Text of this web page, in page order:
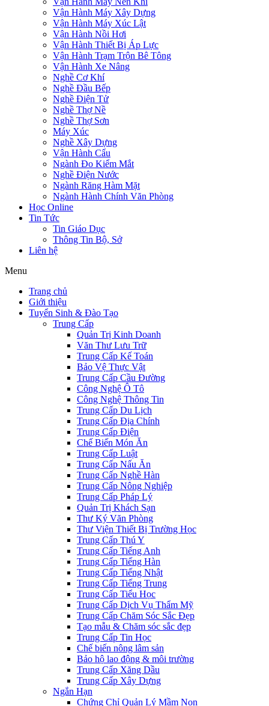
Vận Hành Máy Xây Dựng
Vận Hành Máy Xúc Lật
Vận Hành Nồi Hơi
Vận Hành Thiết Bị Áp Lực
Vận Hành Trạm Trộn Bê Tông
Vận Hành Xe Nâng
Nghề Cơ Khí
Nghề Đầu Bếp
Nghề Điện Tử
Nghề Thợ Nề
Nghề Thợ Sơn
Máy Xúc
Nghề Xây Dựng
Vận Hành Cẩu
Ngành Đo Kiểm Mắt
Nghề Điện Nước
Ngành Răng Hàm Mặt
Ngành Hành Chính Văn Phòng
Học Online
Tin Tức
Tin Giáo Dục
Thông Tin Bộ, Sở
Liên hệ
Menu
Trang chủ
Giới thiệu
Tuyển Sinh & Đào Tạo
Trung Cấp
Quản Trị Kinh Doanh
Văn Thư Lưu Trữ
Trung Cấp Kế Toán
Bảo Vệ Thực Vật
Trung Cấp Cầu Đường
Công Nghệ Ô Tô
Công Nghệ Thông Tin
Trung Cấp Du Lịch
Trung Cấp Địa Chính
Trung Cấp Điện
Chế Biến Món Ăn
Trung Cấp Luật
Trung Cấp Nấu Ăn
Trung Cấp Nghề Hàn
Trung Cấp Nông Nghiệp
Trung Cấp Pháp Lý
Quản Trị Khách Sạn
Thư Ký Văn Phòng
Thư Viện Thiết Bị Trường Học
Trung Cấp Thú Y
Trung Cấp Tiếng Anh
Trung Cấp Tiếng Hàn
Trung Cấp Tiếng Nhật
Trung Cấp Tiếng Trung
Trung Cấp Tiểu Học
Trung Cấp Dịch Vụ Thẩm Mỹ
Trung Cấp Chăm Sóc Sắc Đẹp
Tạo mẫu & Chăm sóc sắc đẹp
Trung Cấp Tin Học
Chế biến nông lâm sản
Bảo hộ lao động & môi trường
Trung Cấp Xăng Dầu
Trung Cấp Xây Dựng
Ngắn Hạn
Chứng Chỉ Quản Lý Mầm Non